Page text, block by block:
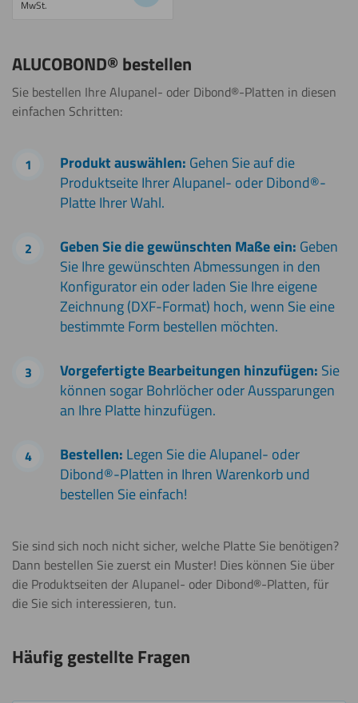
MwSt.
ALUCOBOND® bestellen
Sie bestellen Ihre Alupanel- oder Dibond®-Platten in diesen
einfachen Schritten:
Produkt auswählen: Gehen Sie auf die
Produktseite Ihrer Alupanel- oder Dibond®-
Platte Ihrer Wahl.
Geben Sie die gewünschten Maße ein: Geben
Sie Ihre gewünschten Abmessungen in den
Konfigurator ein oder laden Sie Ihre eigene
Zeichnung (DXF-Format) hoch, wenn Sie eine
bestimmte Form bestellen möchten.
Vorgefertigte Bearbeitungen hinzufügen: Sie
können sogar Bohrlöcher oder Aussparungen
an Ihre Platte hinzufügen.
Bestellen: Legen Sie die Alupanel- oder
Dibond®-Platten in Ihren Warenkorb und
bestellen Sie einfach!
Sie sind sich noch nicht sicher, welche Platte Sie benötigen?
Dann bestellen Sie zuerst ein Muster! Dies können Sie über
die Produktseiten der Alupanel- oder Dibond®-Platten, für
die Sie sich interessieren, tun.
Häufig gestellte Fragen